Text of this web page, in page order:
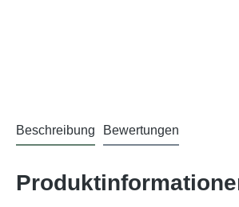
Beschreibung Bewertungen